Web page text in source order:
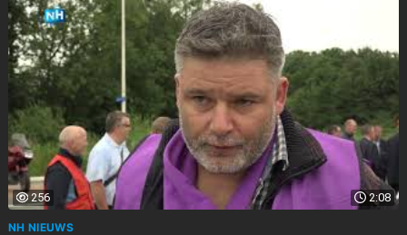
2:08
256
NH NIEUWS